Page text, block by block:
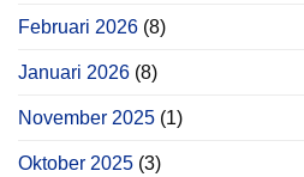
Februari 2026 (8)
Januari 2026 (8)
November 2025 (1)
Oktober 2025 (3)